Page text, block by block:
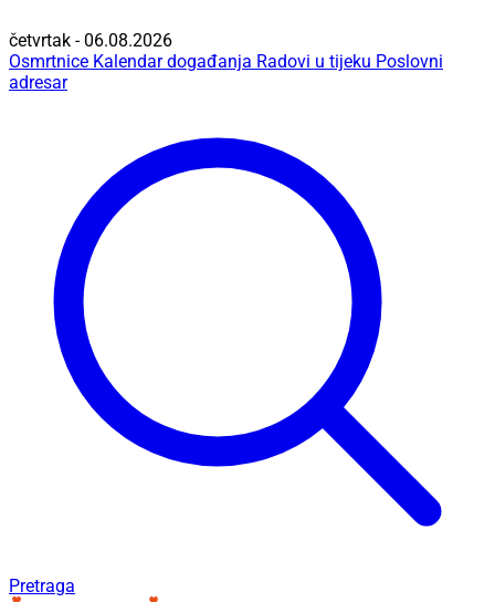
četvrtak - 06.08.2026
Osmrtnice Kalendar događanja Radovi u tijeku Poslovni
adresar
Pretraga